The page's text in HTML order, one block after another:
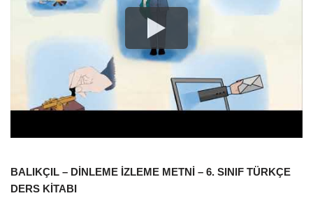
BALIKÇIL – DİNLEME İZLEME METNİ – 6. SINIF TÜRKÇE
DERS KİTABI